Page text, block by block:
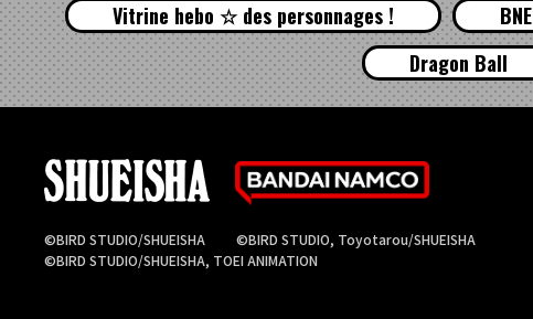
Vitrine hebo ☆ des personnages ! BNE
Dragon Ball
©BIRD STUDIO/SHUEISHA
©BIRD STUDIO, Toyotarou/SHUEISHA
©BIRD STUDIO/SHUEISHA, TOEI ANIMATION